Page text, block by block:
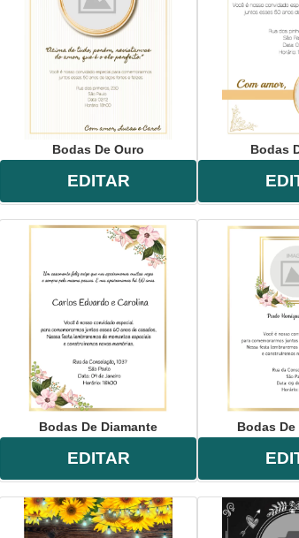
Bodas De Ouro
EDITAR
Bodas
Bodas De Diamante
EDITAR
Bodas